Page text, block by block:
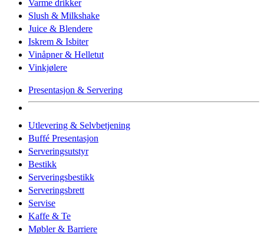
Varme drikker
Slush & Milkshake
Juice & Blendere
Iskrem & Isbiter
Vinåpner & Helletut
Vinkjølere
Presentasjon & Servering
Utlevering & Selvbetjening
Buffé Presentasjon
Serveringsutstyr
Bestikk
Serveringsbestikk
Serveringsbrett
Servise
Kaffe & Te
Møbler & Barriere